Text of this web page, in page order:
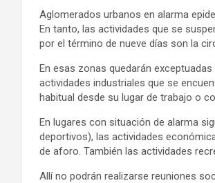
Aglomerados urbanos en alarma
En tanto, las actividades que se
por el término de nueve días son la
En esas zonas quedarán
actividades industriales que se
habitual desde su lugar de trabajo o
En lugares con situación de alarma
deportivos), las actividades
de aforo. También las actividades
Allí no podrán realizarse reuniones